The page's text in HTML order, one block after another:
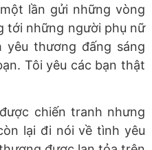
lần gửi những vòng
tới những người phụ nữ
yêu thương đấng sáng
Tôi yêu các bạn thật
chiến tranh nhưng
lại đi nói về tình yêu